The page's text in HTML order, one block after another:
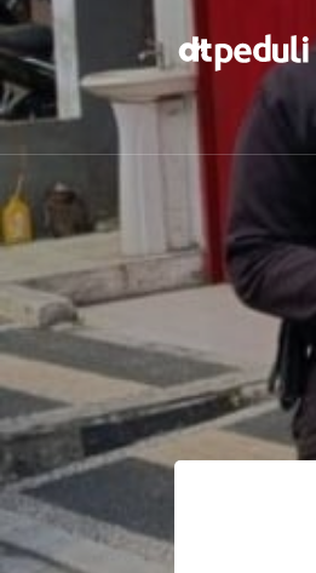
CARI
Temukan
berbagai
kebaikan